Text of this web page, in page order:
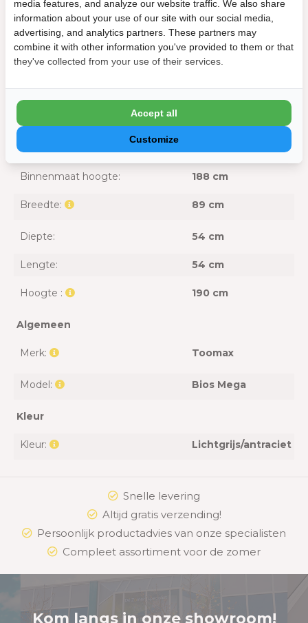
Materiaal: Kunststof
UV-bestendig: Ja
Voor binnen of buiten: Voor binnen
Afmeting
Binnenmaat diepte:
Binnenmaat hoogte: 188 cm
Breedte: 89 cm
Diepte: 54 cm
Lengte: 54 cm
Hoogte : 190 cm
Algemeen
Merk: Toomax
Model: Bios Mega
Kleur
Kleur: Lichtgrijs/antraciet
Snelle levering
Altijd gratis verzending!
Persoonlijk productadvies van onze specialisten
Compleet assortiment voor de zomer
Kom langs in onze showroom!
media features, and analyze our website traffic. We also share
information about your use of our site with our social media,
advertising, and analytics partners. These partners may
combine it with other information you've provided to them or that
they've collected from your use of their services.
Customize
Accept all